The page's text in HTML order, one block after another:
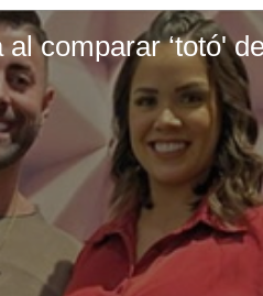
comparar ‘totó'